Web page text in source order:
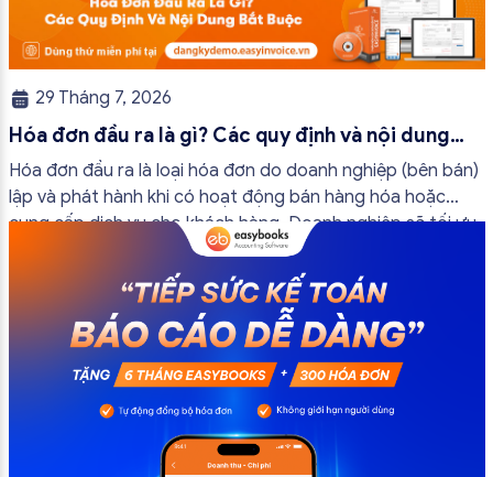
29 Tháng 7, 2026
Hóa đơn đầu ra là gì? Các quy định và nội dung
bắt buộc mới nhất
Hóa đơn đầu ra là loại hóa đơn do doanh nghiệp (bên bán)
lập và phát hành khi có hoạt động bán hàng hóa hoặc
cung cấp dịch vụ cho khách hàng. Doanh nghiệp sẽ tối ưu
quy trình vận hành và tránh được những án phạt hành
chính không đáng có nếu nắm rõ […]